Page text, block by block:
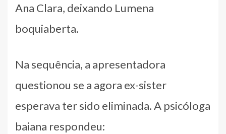
Ana Clara, deixando Lumena
boquiaberta.
Na sequência, a apresentadora
questionou se a agora ex-sister
esperava ter sido eliminada. A psicóloga
baiana respondeu: